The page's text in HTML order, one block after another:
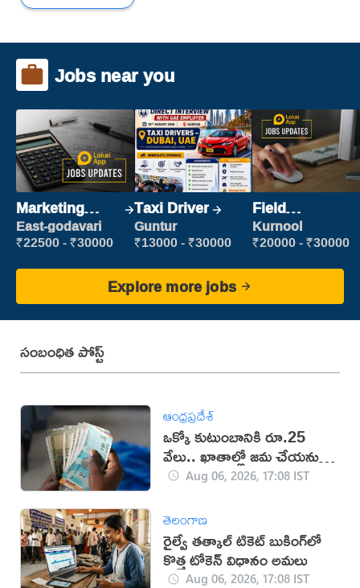
Jobs near you
Marketing
Executive
East-godavari
₹22500 - ₹30000
Taxi Driver
Guntur
₹13000 - ₹30000
Field
Marketing
Executive
Kurnool
₹20000 - ₹30000
Explore more jobs
సంబంధిత పోస్ట్
ఆంధ్రప్రదేశ్
ఒక్కో కుటుంబానికి రూ.25
వేలు.. ఖాతాల్లో జ‌మ చేయ‌నున్న
ప్ర‌భుత్వం..!
Aug 06, 2026, 17:08 IST
తెలంగాణ
రైల్వే తత్కాల్ టికెట్ బుకింగ్‌లో
కొత్త టోకెన్ విధానం అమలు
Aug 06, 2026, 17:08 IST